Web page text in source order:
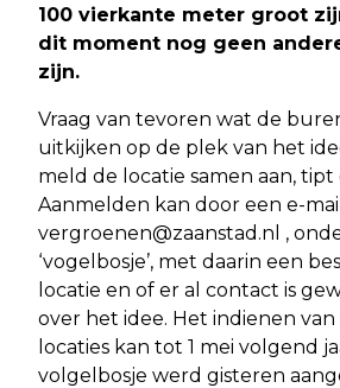
100 vierkante meter groot
dit moment nog geen
zijn.
Vraag van tevoren wat de
uitkijken op de plek van het
meld de locatie samen aan,
Aanmelden kan door een e-
vergroenen@zaanstad.nl ,
‘vogelbosje’, met daarin een
locatie en of er al contact is
over het idee. Het indienen
locaties kan tot 1 mei volgend
volgelbosje werd gisteren